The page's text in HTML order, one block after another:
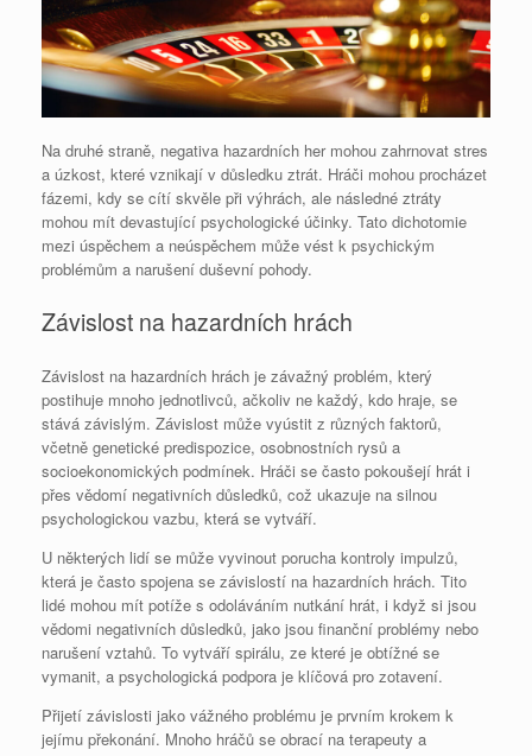
Na druhé straně, negativa hazardních her mohou zahrnovat stres
a úzkost, které vznikají v důsledku ztrát. Hráči mohou procházet
fázemi, kdy se cítí skvěle při výhrách, ale následné ztráty
mohou mít devastující psychologické účinky. Tato dichotomie
mezi úspěchem a neúspěchem může vést k psychickým
problémům a narušení duševní pohody.
Závislost na hazardních hrách
Závislost na hazardních hrách je závažný problém, který
postihuje mnoho jednotlivců, ačkoliv ne každý, kdo hraje, se
stává závislým. Závislost může vyústit z různých faktorů,
včetně genetické predispozice, osobnostních rysů a
socioekonomických podmínek. Hráči se často pokoušejí hrát i
přes vědomí negativních důsledků, což ukazuje na silnou
psychologickou vazbu, která se vytváří.
U některých lidí se může vyvinout porucha kontroly impulzů,
která je často spojena se závislostí na hazardních hrách. Tito
lidé mohou mít potíže s odoláváním nutkání hrát, i když si jsou
vědomi negativních důsledků, jako jsou finanční problémy nebo
narušení vztahů. To vytváří spirálu, ze které je obtížné se
vymanit, a psychologická podpora je klíčová pro zotavení.
Přijetí závislosti jako vážného problému je prvním krokem k
jejímu překonání. Mnoho hráčů se obrací na terapeuty a